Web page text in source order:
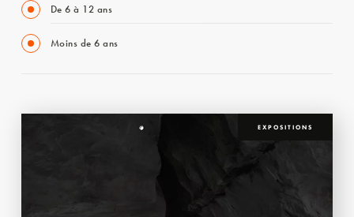
De 6 à 12 ans
Moins de 6 ans
EXPOSITIONS